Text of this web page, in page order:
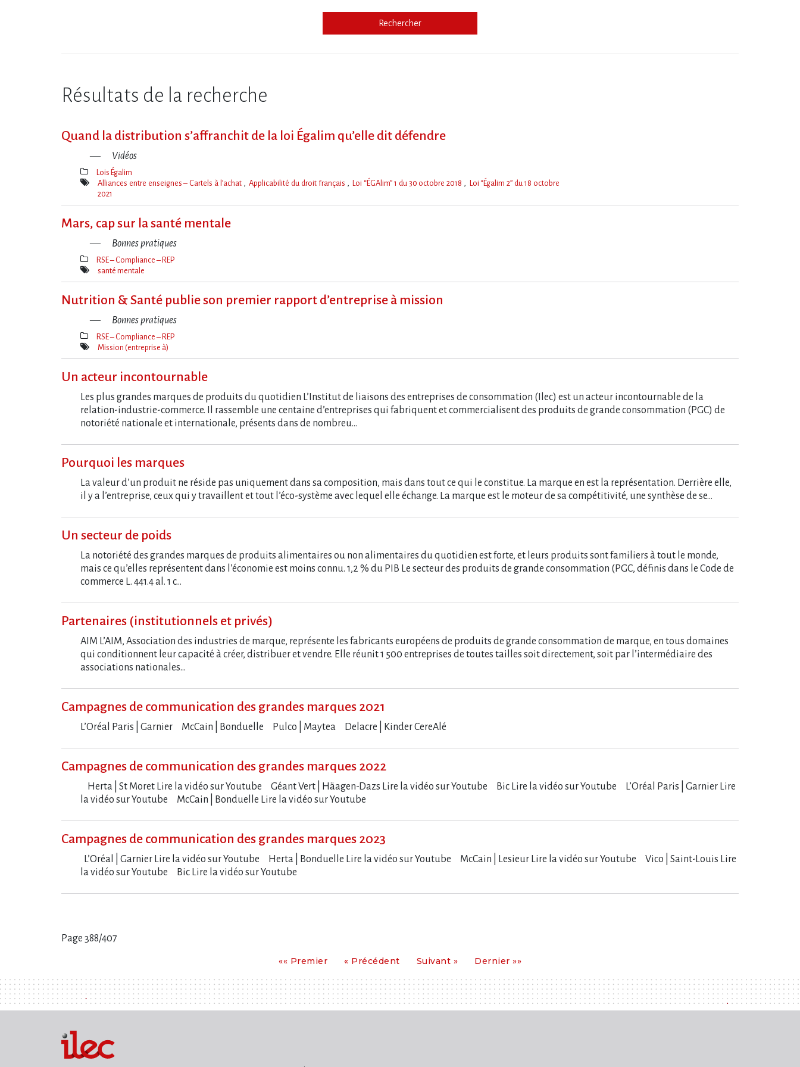
Rechercher
Résultats de la recherche
Quand la distribution s’affranchit de la loi Égalim qu’elle dit défendre
Vidéos
Thèmes(s)
Lois Égalim
Mot(s)-
Alliances entre enseignes – Cartels à l’achat Applicabilité du droit français Loi “ÉGAlim” 1 du 30 octobre 2018
Loi “Égalim 2” du 18 octobre
2021
Mars, cap sur la santé mentale
Bonnes pratiques
Thèmes(s)
RSE – Compliance – REP
Mot(s)-
santé mentale
Nutrition & Santé publie son premier rapport d’entreprise à mission
Bonnes pratiques
Thèmes(s)
RSE – Compliance – REP
Mot(s)-
Mission (entreprise à)
Un acteur incontournable
Les plus grandes marques de produits du quotidien L’Institut de liaisons des entreprises de consommation (Ilec) est un acteur incontournable de la
relation-industrie-commerce. Il rassemble une centaine d’entreprises qui fabriquent et commercialisent des produits de grande consommation (PGC) de
notoriété nationale et internationale, présents dans de nombreu…
Pourquoi les marques
La valeur d’un produit ne réside pas uniquement dans sa composition, mais dans tout ce qui le constitue. La marque en est la représentation. Derrière elle,
il y a l’entreprise, ceux qui y travaillent et tout l’éco-système avec lequel elle échange. La marque est le moteur de sa compétitivité, une synthèse de se…
Un secteur de poids
La notoriété des grandes marques de produits alimentaires ou non alimentaires du quotidien est forte, et leurs produits sont familiers à tout le monde,
mais ce qu’elles représentent dans l’économie est moins connu. 1,2 % du PIB Le secteur des produits de grande consommation (PGC, définis dans le Code de
commerce L. 441.4 al. 1 c…
Partenaires (institutionnels et privés)
AIM L’AIM, Association des industries de marque, représente les fabricants européens de produits de grande consommation de marque, en tous domaines
qui conditionnent leur capacité à créer, distribuer et vendre. Elle réunit 1 500 entreprises de toutes tailles soit directement, soit par l’intermédiaire des
associations nationales…
Campagnes de communication des grandes marques 2021
L​‌’Oréal Paris | Garnier McCain | Bonduelle Pulco | Maytea Delacre | Kinder CereAlé
Campagnes de communication des grandes marques 2022
Herta | St Moret Lire la vidéo sur Youtube Géant Vert | Häagen-Dazs Lire la vidéo sur Youtube Bic Lire la vidéo sur Youtube L​‌’Oréal Paris | Garnier Lire
la vidéo sur Youtube McCain | Bonduelle Lire la vidéo sur Youtube
Campagnes de communication des grandes marques 2023
L​‌’Oréal | Garnier Lire la vidéo sur Youtube Herta | Bonduelle Lire la vidéo sur Youtube McCain | Lesieur Lire la vidéo sur Youtube Vico | Saint-Louis Lire
la vidéo sur Youtube Bic Lire la vidéo sur Youtube
Page 388/407
«« PremierPremier
« PrécédentPrécédent
Suivant
Suivant » Dernier
Dernier »»